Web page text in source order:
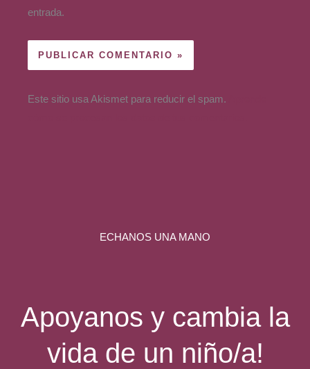
entrada.
Este sitio usa Akismet para reducir el spam.
ECHANOS UNA MANO
Apoyanos y cambia la
vida de un niño/a!